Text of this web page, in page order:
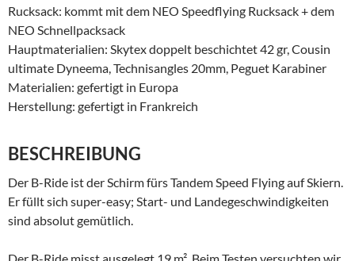
Rucksack: kommt mit dem NEO Speedflying Rucksack + dem
NEO Schnellpacksack
Hauptmaterialien: Skytexdoppelt beschichtet42 gr, Cousin
ultimate Dyneema, Technisangles 20mm, Peguet Karabiner
Materialien: gefertigt in Europa
Herstellung: gefertigt in Frankreich
BESCHREIBUNG
Der B-Ride ist der Schirm fürs Tandem Speed Flying auf Skiern.
Er füllt sich super-easy; Start- und Landegeschwindigkeiten
sind absolut gemütlich.